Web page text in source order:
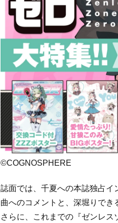
©COGNOSPHERE
誌面では、千夏への本誌独占
曲へのコメントと、深堀りでき
さらに、これまでの『ゼンレ